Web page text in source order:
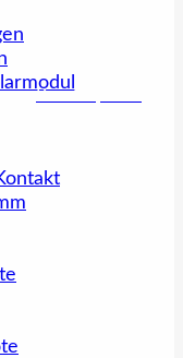
Kundenportal